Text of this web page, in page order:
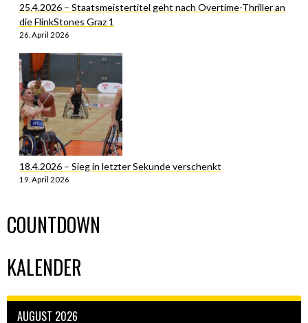
25.4.2026 – Staatsmeistertitel geht nach Overtime-Thriller an
die FlinkStones Graz 1
26. April 2026
18.4.2026 – Sieg in letzter Sekunde verschenkt
19. April 2026
COUNTDOWN
KALENDER
AUGUST 2026